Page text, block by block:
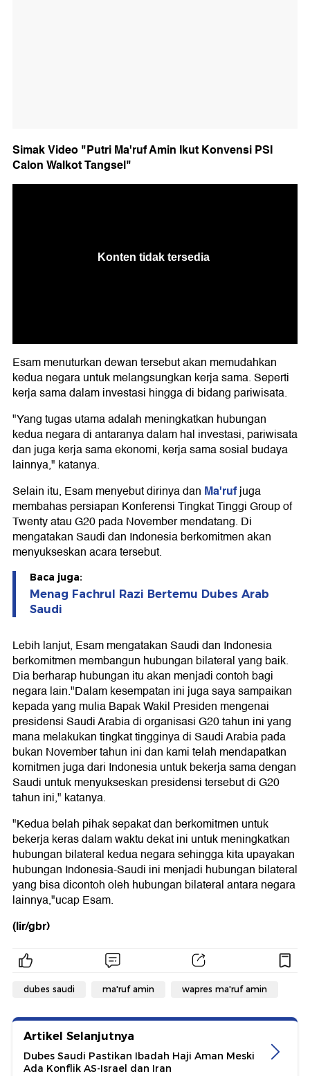
Simak Video "Putri Ma'ruf Amin Ikut Konvensi PSI
Calon Walkot Tangsel"
Esam menuturkan dewan tersebut akan memudahkan
kedua negara untuk melangsungkan kerja sama. Seperti
kerja sama dalam investasi hingga di bidang pariwisata.
"Yang tugas utama adalah meningkatkan hubungan
kedua negara di antaranya dalam hal investasi, pariwisata
dan juga kerja sama ekonomi, kerja sama sosial budaya
lainnya," katanya.
Selain itu, Esam menyebut dirinya dan Ma'rufjuga
membahas persiapan Konferensi Tingkat Tinggi Group of
Twenty atau G20 pada November mendatang. Di
mengatakan Saudi dan Indonesia berkomitmen akan
menyukseskan acara tersebut.
Baca juga:
Menag Fachrul Razi Bertemu Dubes Arab
Saudi
Lebih lanjut, Esam mengatakan Saudi dan Indonesia
berkomitmen membangun hubungan bilateral yang baik.
Dia berharap hubungan itu akan menjadi contoh bagi
negara lain."Dalam kesempatan ini juga saya sampaikan
kepada yang mulia Bapak Wakil Presiden mengenai
presidensi Saudi Arabia di organisasi G20 tahun ini yang
mana melakukan tingkat tingginya di Saudi Arabia pada
bukan November tahun ini dan kami telah mendapatkan
komitmen juga dari Indonesia untuk bekerja sama dengan
Saudi untuk menyukseskan presidensi tersebut di G20
tahun ini," katanya.
"Kedua belah pihak sepakat dan berkomitmen untuk
bekerja keras dalam waktu dekat ini untuk meningkatkan
hubungan bilateral kedua negara sehingga kita upayakan
hubungan Indonesia-Saudi ini menjadi hubungan bilateral
yang bisa dicontoh oleh hubungan bilateral antara negara
lainnya,"ucap Esam.
(lir/gbr)
dubes saudi ma'ruf amin wapres ma'ruf amin
Artikel Selanjutnya
Dubes Saudi Pastikan Ibadah Haji Aman Meski
Ada Konflik AS-Israel dan Iran